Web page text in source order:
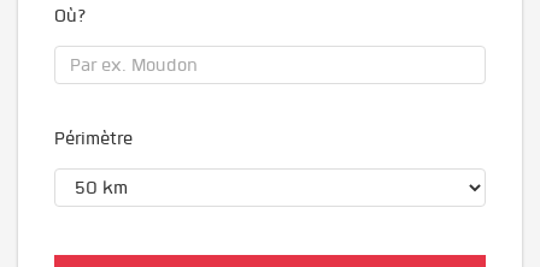
Où?
Périmètre